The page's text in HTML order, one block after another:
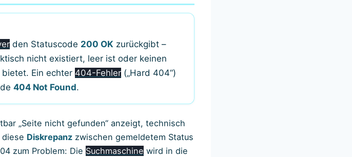
den Statuscode 200 OK zurückgibt –
nicht existiert, leer ist oder keinen
bietet. Ein echter 404-Fehler („Hard 404“)
404 Not Found.
„Seite nicht gefunden“ anzeigt, technisch
Diskrepanz zwischen gemeldetem Status
zum Problem: Die Suchmaschine wird in die